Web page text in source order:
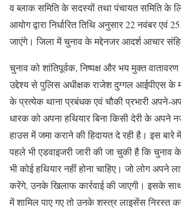
व ब्लाक समिति के सदस्यों तथा पंचायत समिति के
आयोग द्वारा निर्धारित तिथि अनुसार 22 नवंबर एवं
जाएंगे। जिला में चुनाव के मद्देनजर आदर्श आचार
चुनाव को शांतिपूर्वक, निष्पक्ष और भय मुक्त
उद्देश्य से पुलिस अधीक्षक राजेश दुग्गल आईपीएस के
के प्रत्येक थाना प्रबंधक एवं चौकी प्रभारी अपने-
धारक को अपना हथियार बिना किसी देरी के अपने
हाउस में जमा कराने की हिदायत दे रही है। इस बारे में
पहले भी एडवाइजरी जारी की जा चुकी है कि चुनाव
भी कोई हथियार नहीं होना चाहिए। जो लोग अपने
करेंगे, उनके खिलाफ कार्रवाई की जाएगी। इसके
में शामिल पाए गए तो उनके शस्त्र लाइसेंस निरस्त